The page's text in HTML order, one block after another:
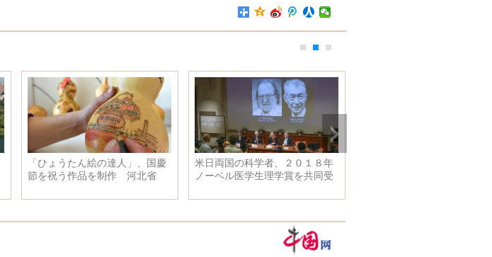
「ひょうたん絵の達人」、国慶
節を祝う作品を制作 河北省
米日両国の科学者、２０１８年
ノーベル医学生理学賞を共同受